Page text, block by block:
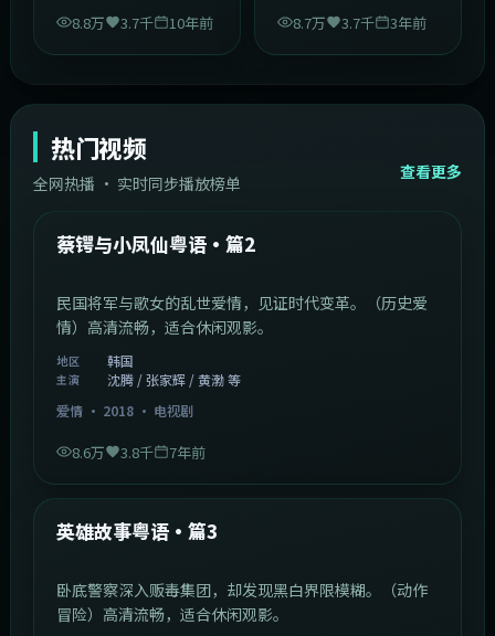
8.8万 3.7千 10年前 8.7万 3.7千 3年前
热门视频
全网热播 · 实时同步播放榜单
查看更多
热门
韩国 44:14
蔡锷与小凤仙粤语·篇2
民国将军与歌女的乱世爱情，见证时代变革。（历史爱
情）高清流畅，适合休闲观影。
地区 韩国
主演
沈腾 / 张家辉 / 黄渤 等
爱情· 2018· 电视剧
8.6万 3.8千 7年前
热门
英雄故事粤语·篇3
卧底警察深入贩毒集团，却发现黑白界限模糊。（动作
冒险）高清流畅，适合休闲观影。